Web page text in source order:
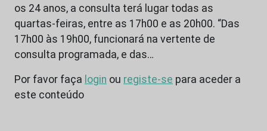
os 24 anos, a consulta terá lugar todas as
quartas-feiras, entre as 17h00 e as 20h00. “Das
17h00 às 19h00, funcionará na vertente de
consulta programada, e das…
Por favor faça login ou registe-se para aceder a
este conteúdo